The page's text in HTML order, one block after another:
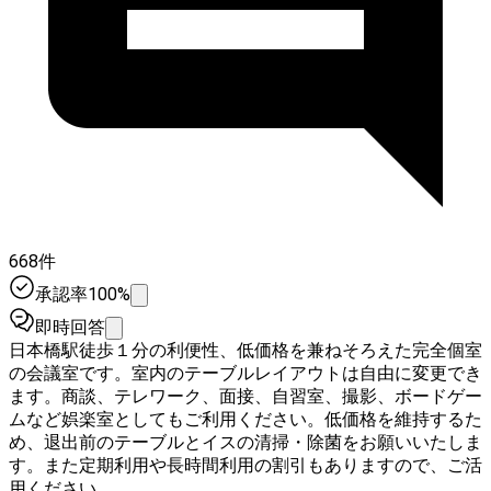
668件
承認率100%
即時回答
日本橋駅徒歩１分の利便性、低価格を兼ねそろえた完全個室
の会議室です。室内のテーブルレイアウトは自由に変更でき
ます。商談、テレワーク、面接、自習室、撮影、ボードゲー
ムなど娯楽室としてもご利用ください。低価格を維持するた
め、退出前のテーブルとイスの清掃・除菌をお願いいたしま
す。また定期利用や長時間利用の割引もありますので、ご活